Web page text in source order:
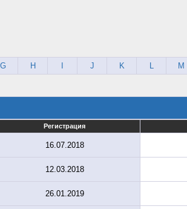
G H J K L M
Регистрация
16.07.2018
12.03.2018
26.01.2019